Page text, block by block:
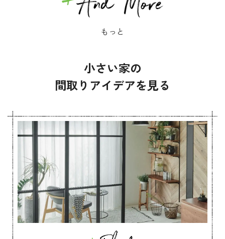
もっと
小さい家の
間取りアイデアを見る